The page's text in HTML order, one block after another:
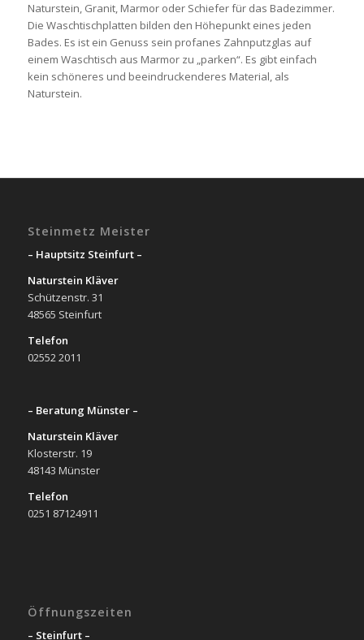
Naturstein, Granit, Marmor oder Schiefer für das Badezimmer.
Die Waschtischplatten bilden den Höhepunkt eines jeden
Bades. Es ist ein Genuss sein profanes Zahnputzglas auf
einem Waschtisch aus Marmor zu „parken“. Es gibt einfach
kein schöneres und beeindruckenderes Material, als
Naturstein.
Steinmetz Meister
– Hauptsitz Steinfurt –
Naturstein Kläver
Schützenstr. 31
48565 Steinfurt
Telefon
02552 2011
– Beratung Münster –
Naturstein Kläver
Klosterstr. 19
48143 Münster
Telefon
0251 87124911
Öffnungszeiten
– Steinfurt –